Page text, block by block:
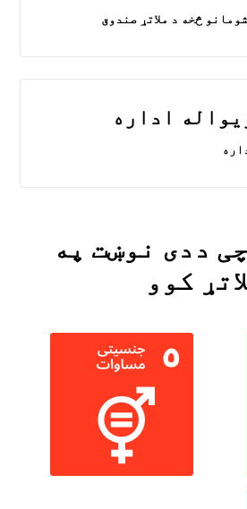
څخه د ملاتړ صندوق
اداره
ددی نوښت په
کوو